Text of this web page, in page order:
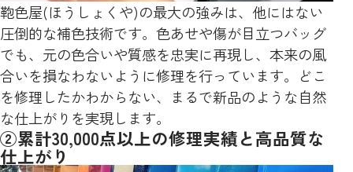
鞄色屋(ほうしょくや)の最大の強みは、他にはない
圧倒的な補色技術です。色あせや傷が目立つバッグ
でも、元の色合いや質感を忠実に再現し、本来の風
合いを損なわないように修理を行っています。どこ
を修理したかわからない、まるで新品のような自然
な仕上がりを実現します。
②累計30,000点以上の修理実績と高品質な
仕上がり